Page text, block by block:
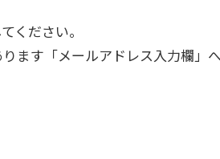
ください。
ます「メールアドレス入力欄」